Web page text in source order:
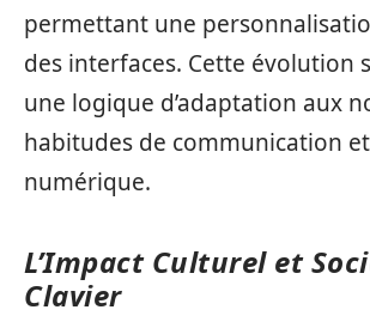
permettant une
des interfaces. Cette évolution
une logique d’adaptation aux
habitudes de communication
numérique.
L’Impact Culturel et
Clavier